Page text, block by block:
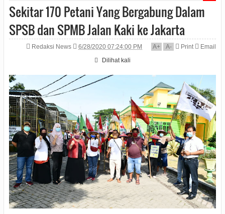
Sekitar 170 Petani Yang Bergabung Dalam
SPSB dan SPMB Jalan Kaki ke Jakarta
Redaksi News 6/28/2020 07:24:00 PM A+ A- Print
Email
Dilihat kali